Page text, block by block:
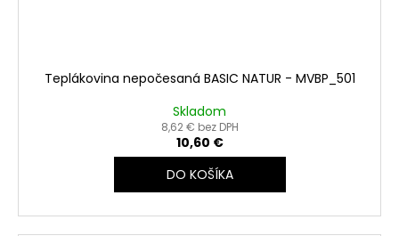
Teplákovina nepočesaná BASIC NATUR - MVBP_501
Skladom
8,62 € bez DPH
10,60 €
DO KOŠÍKA